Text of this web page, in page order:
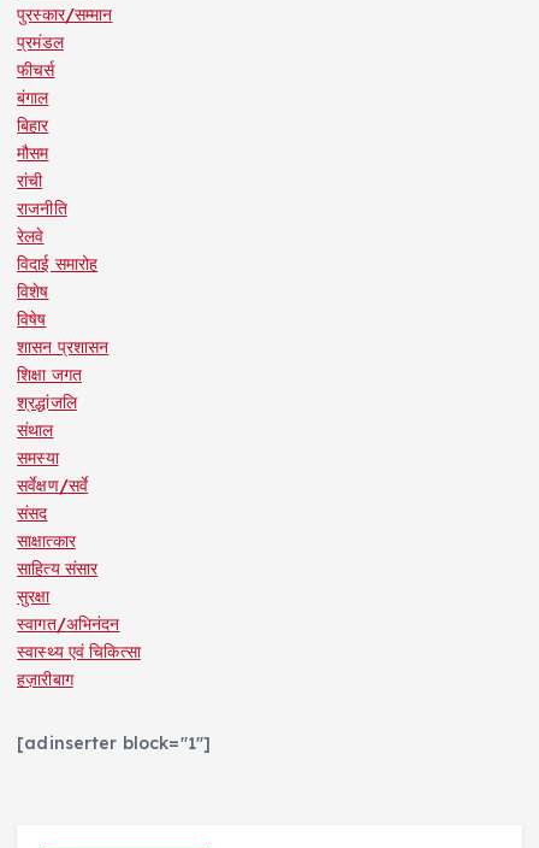
पुरस्कार/सम्मान
प्रमंडल
फीचर्स
बंगाल
बिहार
मौसम
रांची
राजनीति
रेलवे
विदाई समारोह
विशेष
विषेष
शासन प्रशासन
शिक्षा जगत
श्रद्धांजलि
संथाल
समस्या
सर्वेक्षण/सर्वे
संसद
साक्षात्कार
साहित्य संसार
सुरक्षा
स्वागत/अभिनंदन
स्वास्थ्य एवं चिकित्सा
हज़ारीबाग
[adinserter block="1"]